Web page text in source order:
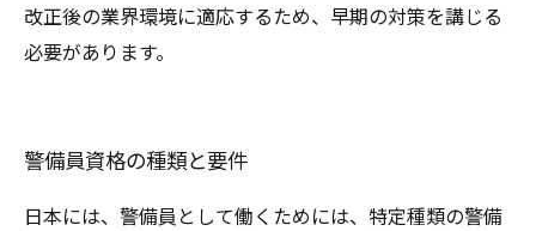
改正後の業界環境に適応するため、早期の対策を講じる
必要があります。
警備員資格の種類と要件
日本には、警備員として働くためには、特定種類の警備